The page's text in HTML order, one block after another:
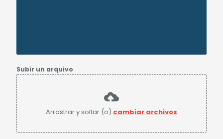
Subir un arquivo
Arrastrar y soltar (o) cambiar archivos